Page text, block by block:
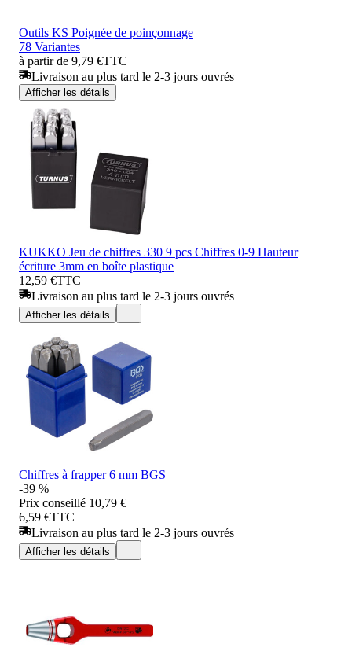
Outils KS Poignée de poinçonnage
78 Variantes
à partir de 9,79 €TTC
Livraison au plus tard le 2-3 jours ouvrés
Afficher les détails
KUKKO Jeu de chiffres 330 9 pcs Chiffres 0-9 Hauteur
écriture 3mm en boîte plastique
12,59 €TTC
Livraison au plus tard le 2-3 jours ouvrés
Afficher les détails
Chiffres à frapper 6 mm BGS
-39 %
Prix conseillé 10,79 €
6,59 €TTC
Livraison au plus tard le 2-3 jours ouvrés
Afficher les détails